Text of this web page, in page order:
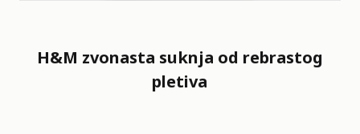
H&M zvonasta suknja od rebrastog
pletiva